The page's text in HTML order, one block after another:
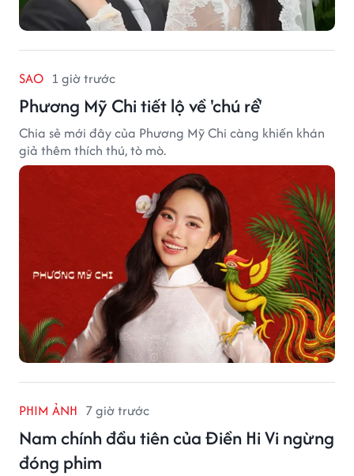
SAO 1 giờ trước
Phương Mỹ Chi tiết lộ về 'chú rể'
Chia sẻ mới đây của Phương Mỹ Chi càng khiến khán
giả thêm thích thú, tò mò.
PHIM ẢNH 7 giờ trước
Nam chính đầu tiên của Điền Hi Vi ngừng
đóng phim